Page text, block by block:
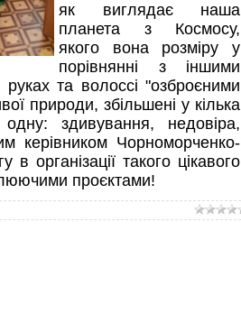
як виглядає наша
планета з Космосу,
якого вона розміру у
порівнянні з іншими
та волоссі "озброєними
природи, збільшені у кілька
здивування, недовіра,
керівником Чорноморченко-
такого цікавого
проєктами!